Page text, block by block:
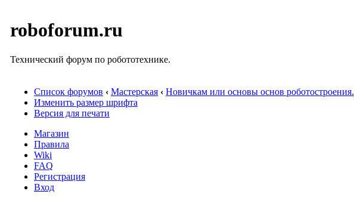
roboforum.ru
Технический форум по робототехнике.
Список форумов ‹ Мастерская ‹ Новичкам или основы основ роботостроения.
Изменить размер шрифта
Версия для печати
Магазин
Правила
Wiki
FAQ
Регистрация
Вход